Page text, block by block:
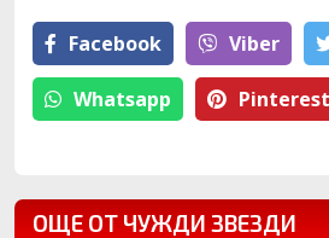
Facebook Viber
Whatsapp Pinterest
ОЩЕ ОТ ЧУЖДИ ЗВЕЗДИ